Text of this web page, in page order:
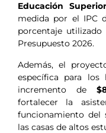
Educación Superior
medida por el IPC
porcentaje
Presupuesto 2026.
Además, el
específica para los
incremento de
fortalecer la
funcionamiento del
las casas de altos